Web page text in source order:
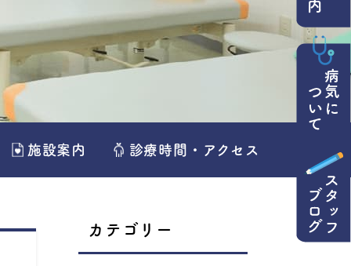
施設案内 診療時間・アクセス
カテゴリー